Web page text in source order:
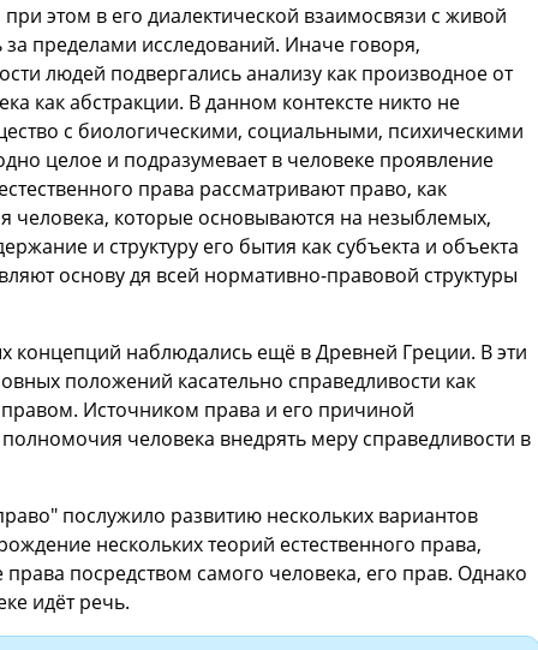
этом в его диалектической взаимосвязи с живой
пределами исследований. Иначе говоря,
людей подвергались анализу как производное от
как абстракции. В данном контексте никто не
с биологическими, социальными, психическими
целое и подразумевает в человеке проявление
права рассматривают право, как
человека, которые основываются на незыблемых,
и структуру его бытия как субъекта и объекта
основу дя всей нормативно-правовой структуры
концепций наблюдались ещё в Древней Греции. В эти
положений касательно справедливости как
правом. Источником права и его причиной
человека внедрять меру справедливости в
послужило развитию нескольких вариантов
нескольких теорий естественного права,
посредством самого человека, его прав. Однако
идёт речь.